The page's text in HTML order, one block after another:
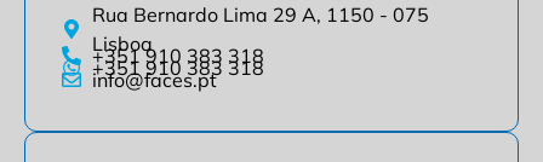
Rua Bernardo Lima 29 A, 1150 - 075
Lisboa
+351 910 383 318
+351 910 383 318
info@faces.pt